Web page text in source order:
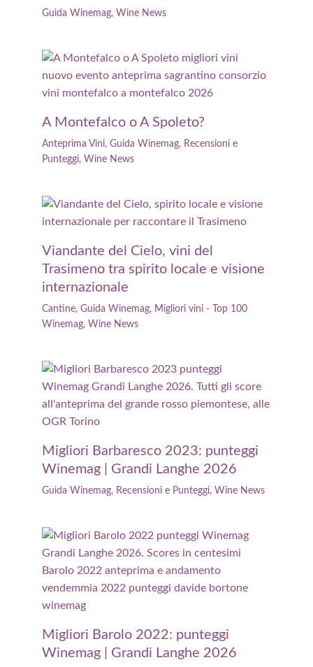
Guida Winemag, Wine News
A Montefalco o A Spoleto?
Anteprima Vini, Guida Winemag, Recensioni e
Punteggi, Wine News
Viandante del Cielo, vini del
Trasimeno tra spirito locale e visione
internazionale
Cantine, Guida Winemag, Migliori vini - Top 100
Winemag, Wine News
Migliori Barbaresco 2023: punteggi
Winemag | Grandi Langhe 2026
Guida Winemag, Recensioni e Punteggi, Wine News
Migliori Barolo 2022: punteggi
Winemag | Grandi Langhe 2026